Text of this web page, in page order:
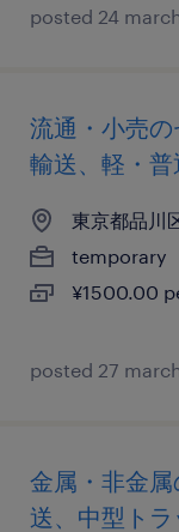
posted 24
流通・小売
輸送、軽・
東京都品川
temporary
¥1500.00
posted 27
金属・非金
送、中型ト